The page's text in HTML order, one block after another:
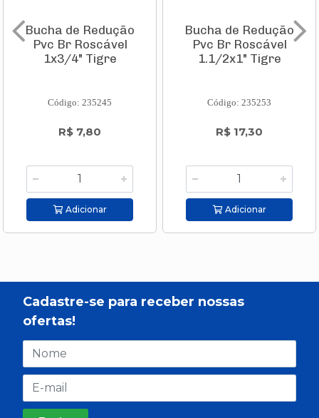
Bucha de Redução
Pvc Br Roscável
1x3/4" Tigre
Código: 235245
R$ 7,80
Adicionar
Bucha de Redução
Pvc Br Roscável
1.1/2x1" Tigre
Código: 235253
R$ 17,30
Adicionar
Cadastre-se para receber nossas
ofertas!